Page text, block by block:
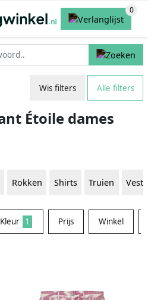
Wis filters Alle filters
Étoile dames
Rokken Shirts Truien
Kleur 1 Prijs Winkel